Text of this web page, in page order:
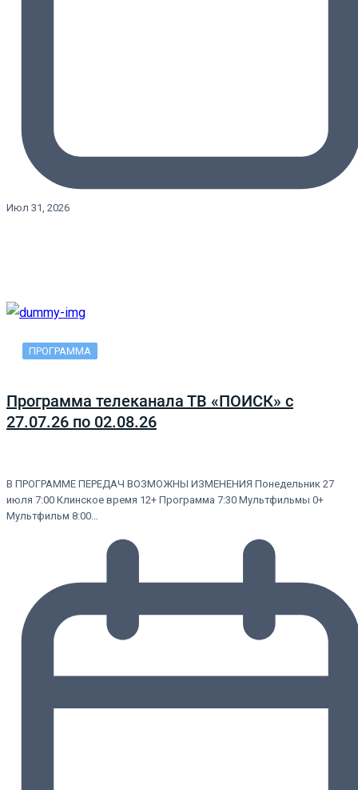
Июл 31, 2026
ПРОГРАММА
Программа телеканала ТВ «ПОИСК» с
27.07.26 по 02.08.26
В ПРОГРАММЕ ПЕРЕДАЧ ВОЗМОЖНЫ ИЗМЕНЕНИЯ Понедельник 27
июля 7:00 Клинское время 12+ Программа 7:30 Мультфильмы 0+
Мультфильм 8:00…